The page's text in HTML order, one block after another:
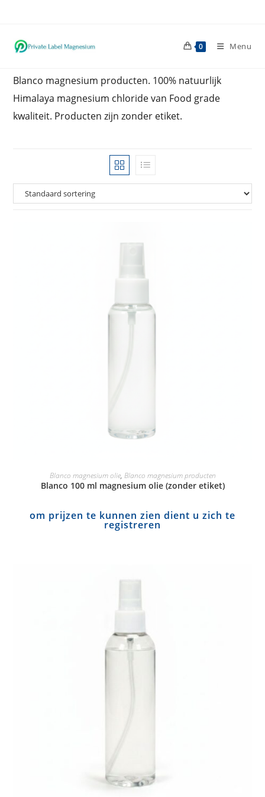
inhoud
0 Menu
Blanco magnesium producten. 100% natuurlijk
Himalaya magnesium chloride van Food grade
kwaliteit. Producten zijn zonder etiket.
Blanco magnesium olie, Blanco magnesium producten
Blanco 100 ml magnesium olie (zonder etiket)
om prijzen te kunnen zien dient u zich te
registreren